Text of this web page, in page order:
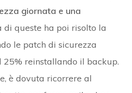
giornata e una
di queste ha poi risolto la
le patch di sicurezza
25% reinstallando il backup.
è dovuta ricorrere al